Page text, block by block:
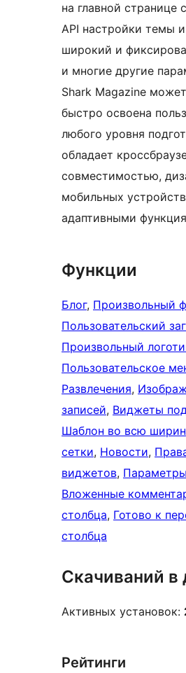
на главной
API настройки темы
широкий и
и многие другие
Shark Magazine
быстро освоена
любого уровня
обладает
совместимостью,
мобильных
адаптивными
Функции
Блог, Произвольный
Пользовательский
Произвольный
Пользовательское
Развлечения,
записей, Виджеты
Шаблон во всю
сетки, Новости,
виджетов,
Вложенные
столбца, Готово к
столбца
Скачиваний в
Активных установок:
Рейтинги